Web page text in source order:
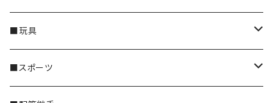
ペット仏具
チャック袋（標準）
チャック袋（厚口）
ホンダ
フィット GR系 2020年式～
マツダ
チャック袋
標準
厚口
宅配袋
■玩具
レゴ ブロック
■スポーツ